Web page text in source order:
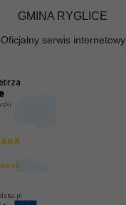
GMINA RYGLICE
Oficjalny serwis internetowy